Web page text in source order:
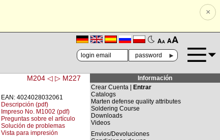
×
🗛 🗚
►
M204 ◁ ▷ M227
EAN: 4024028032061
Descripción (pdf)
Impreso No. M1002 (pdf)
Preguntas sobre el artículo
Solución de problemas
Vista para impresión
Información
Crear Cuenta |
Entrar
Catalogs
Marten defense quality attributes
Soldering Course
Downloads
Videos
Envios/Devoluciones